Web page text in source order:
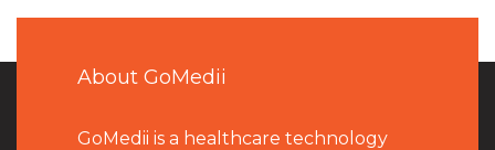
About GoMedii
GoMedii is a healthcare technology